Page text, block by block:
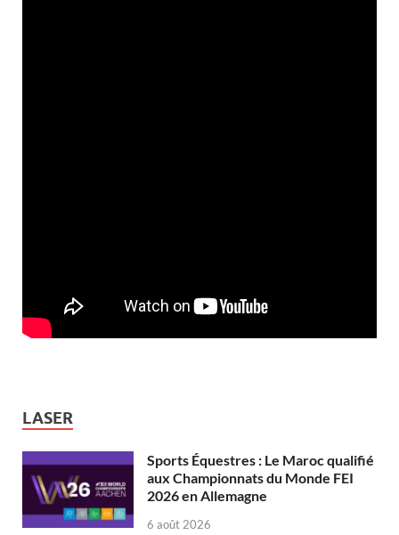
LASER
Sports Équestres : Le Maroc qualifié
aux Championnats du Monde FEI
2026 en Allemagne
6 août 2026